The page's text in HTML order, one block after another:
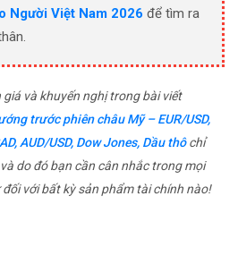
Người Việt Nam 2026 để tìm ra
và khuyến nghị trong bài viết
trước phiên châu Mỹ – EUR/USD,
AUD/USD, Dow Jones, Dầu thôchỉ
do đó bạn cần cân nhắc trong mọi
với bất kỳ sản phẩm tài chính nào!